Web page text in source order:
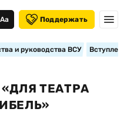
Аа Поддержать
и руководства ВСУ
ТЕАТРА